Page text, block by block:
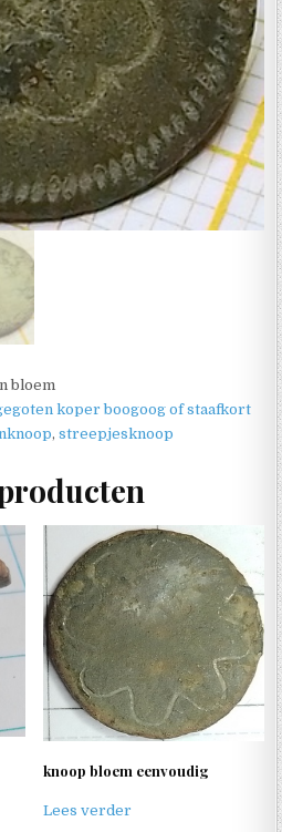
bloem
koper boogoog of staafkort
,streepjesknoop
knoop bloem eenvoudig
Lees verder